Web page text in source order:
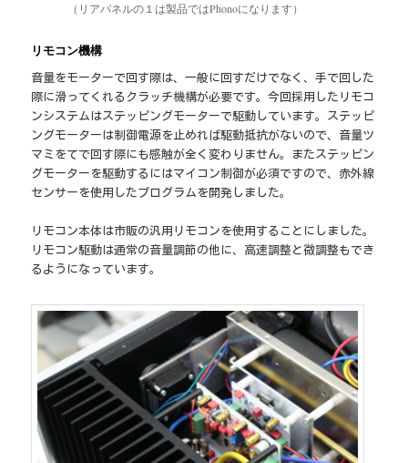
（リアパネルの１は製品ではPhonoになります）
リモコン機構
音量をモーターで回す際は、一般に回すだけでなく、手で回した
際に滑ってくれるクラッチ機構が必要です。今回採用したリモコ
ンシステムはステッピングモーターで駆動しています。ステッピ
ングモーターは制御電源を止めれば駆動抵抗がないので、音量ツ
マミをてで回す際にも感触が全く変わりません。またステッピン
グモーターを駆動するにはマイコン制御が必須ですので、赤外線
センサーを使用したプログラムを開発しました。
リモコン本体は市販の汎用リモコンを使用することにしました。
リモコン駆動は通常の音量調節の他に、高速調整と微調整もでき
るようになっています。